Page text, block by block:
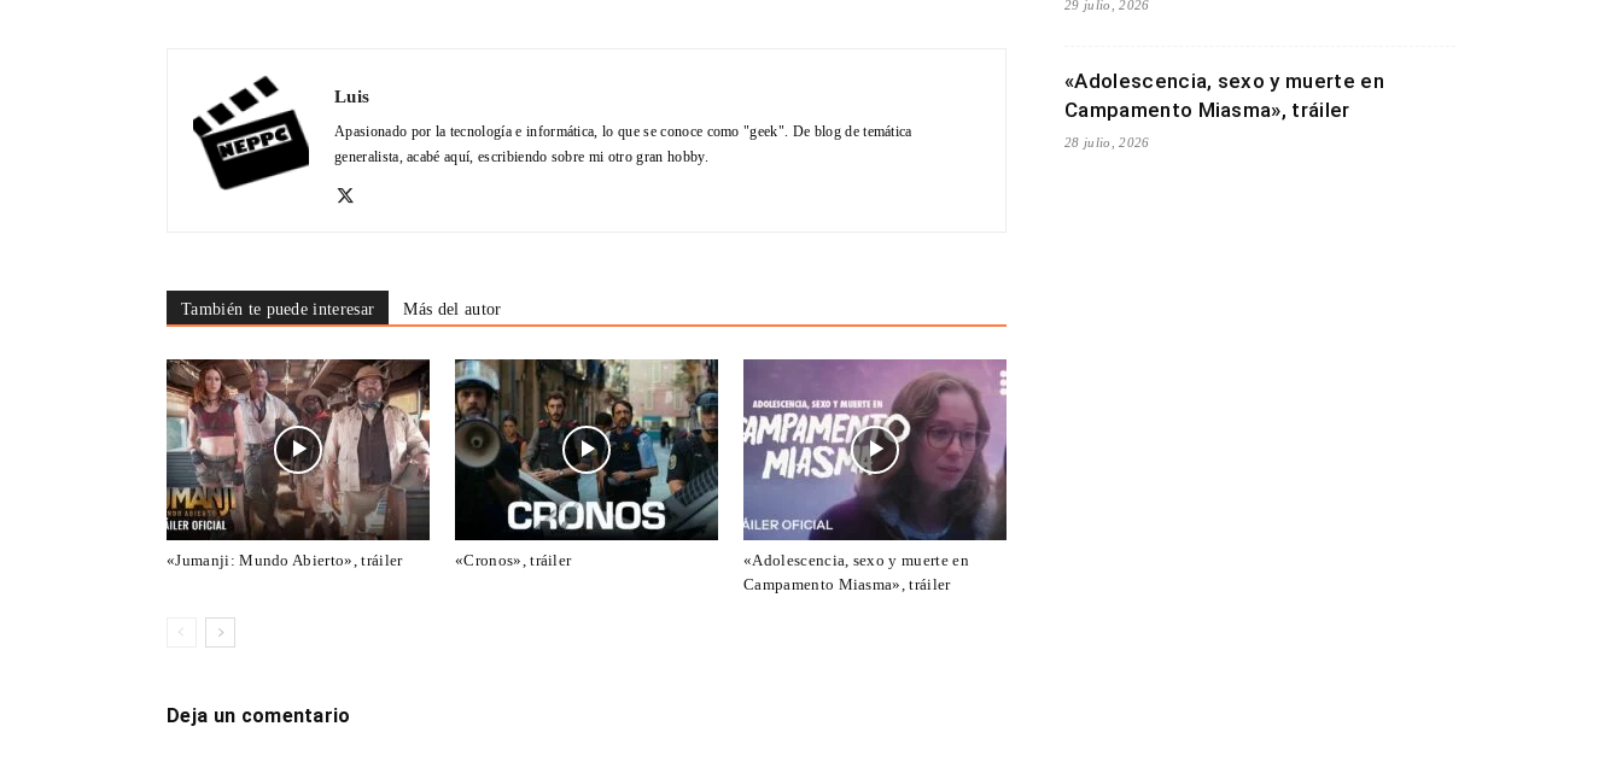
Luis
Apasionado por la tecnología e informática, lo que se conoce como "geek". De blog de temática
generalista, acabé aquí, escribiendo sobre mi otro gran hobby.
También te puede interesar Más del autor
«Jumanji: Mundo Abierto», tráiler «Cronos», tráiler
«Adolescencia, sexo y muerte en
Campamento Miasma», tráiler
Deja un comentario
29 julio, 2026
«Adolescencia, sexo y muerte en
Campamento Miasma», tráiler
28 julio, 2026